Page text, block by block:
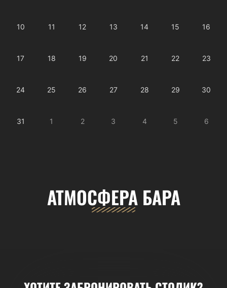
10 11 12 13 14 15 16
17 18 19 20 21 22 23
24 25 26 27 28 29 30
31 1 2 3 4 5 6
АТМОСФЕРА БАРА